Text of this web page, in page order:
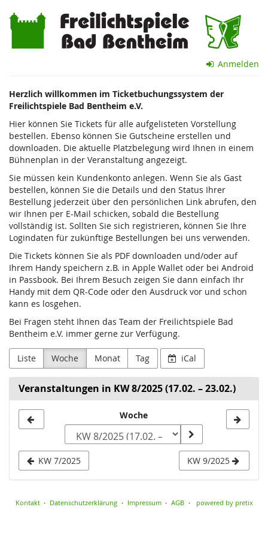
Zum
Haupt-
springen
Freilichtspiele
Bad
e.V.
Anmelden
Herzlich willkommen im Ticketbuchungssystem der
Freilichtspiele Bad Bentheim e.V.
Hier können Sie Tickets für alle aufgelisteten Vorstellung
bestellen. Ebenso können Sie Gutscheine erstellen und
downloaden. Die aktuelle Platzbelegung wird Ihnen in einem
Bühnenplan in der Veranstaltung angezeigt.
Sie müssen kein Kundenkonto anlegen. Wenn Sie als Gast
bestellen, können Sie die Details und den Status Ihrer
Bestellung jederzeit über den persönlichen Link abrufen, den
wir Ihnen per E-Mail schicken, sobald die Bestellung
vollständig ist. Sollten Sie sich registrieren, können Sie Ihre
Logindaten für zukünftige Bestellungen bei uns verwenden.
Die Tickets können Sie als PDF downloaden und/oder auf
Ihrem Handy speichern z.B. in Apple Wallet oder bei Android
in Passbook. Bei Ihrem Besuch zeigen Sie dann einfach Ihr
Handy mit dem QR-Code oder den Ausdruck vor und schon
kann es losgehen.
Bei Fragen steht Ihnen das Team der Freilichtspiele Bad
Bentheim e.V. immer gerne zur Verfügung.
Liste Woche Monat Tag iCal
Veranstaltungen in KW 8/2025 (17.02. – 23.02.)
zur
Anzeige
auswählen
Woche
KW 7/2025 KW 9/2025
Kontakt Datenschutzerklärung Impressum AGB powered by pretix